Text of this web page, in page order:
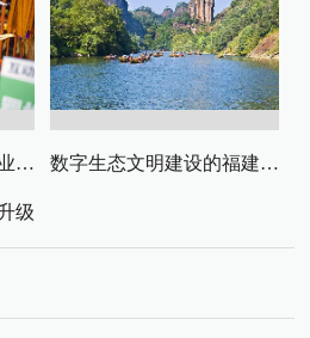
从票根经济到文旅全产业链升级 数字生态文明建设的福建路径与启示
级